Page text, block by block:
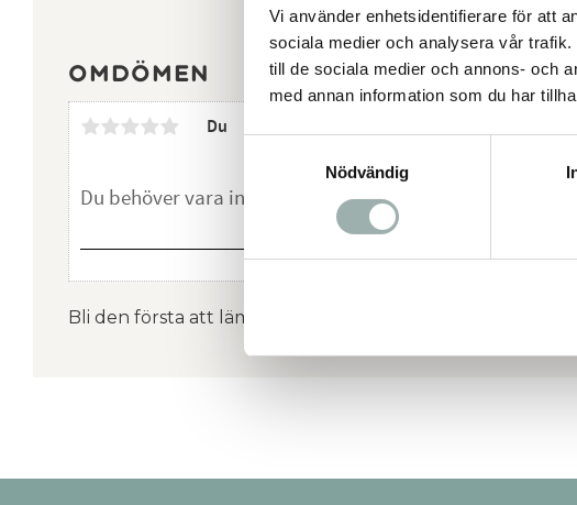
Vi använder enhetsidentifierare för att
sociala medier och analysera vår
till de sociala medier och annons- och
med annan information som du har
Nödvändig
Omdömen
Du
Bli den första att lämna ett omdöme.